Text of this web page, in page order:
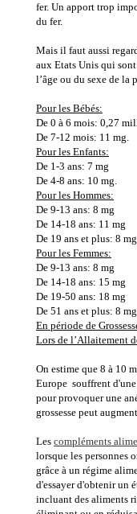
fer. Un apport trop
du fer.
Mais il faut aussi
aux Etats Unis qui
l’âge ou du sexe de la
Pour les Bébés:
De 0 à 6 mois: 0,27
De 7-12 mois: 11 mg.
Pour les Enfants:
De 1-3 ans: 7 mg
De 4-8 ans: 10 mg.
Pour les Hommes:
De 9-13 ans: 8 mg
De 14-18 ans: 11 mg
De 19 ans et plus: 8
Pour les Femmes:
De 9-13 ans: 8 mg
De 14-18 ans: 15 mg
De 19-50 ans: 18 mg
De 51 ans et plus: 8
En période de
Lors de l’Allaitement
On estime que 8 à 10
Europe souffrent
pour provoquer une
grossesse peut
Les compléments
lorsque les personnes
grâce à un régime
d'essayer d'obtenir un
incluant des aliments